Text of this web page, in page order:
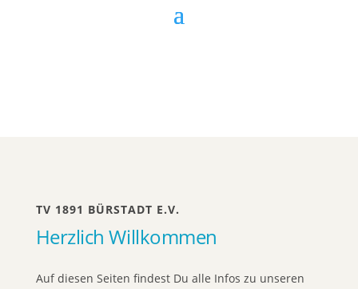
TV 1891 BÜRSTADT E.V.
Herzlich Willkommen
Auf diesen Seiten findest Du alle Infos zu unseren